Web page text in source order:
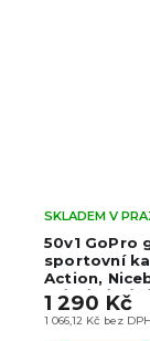
50v1 GoPro
sportovní
Action,
13/12/11/10/
SKLADEM V
1 066,12 Kč bez DPH
1 290 Kč